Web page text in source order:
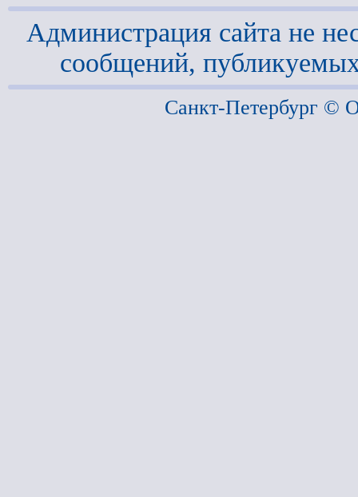
Администрация сайта не
сообщений,
Санкт-Петербург